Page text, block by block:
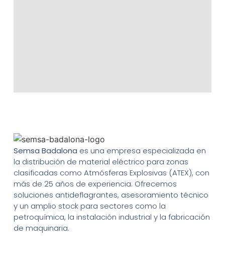
Semsa Badalona es una empresa especializada en
la distribución de material eléctrico para zonas
clasificadas como Atmósferas Explosivas (ATEX), con
más de 25 años de experiencia. Ofrecemos
soluciones antideflagrantes, asesoramiento técnico
y un amplio stock para sectores como la
petroquímica, la instalación industrial y la fabricación
de maquinaria.